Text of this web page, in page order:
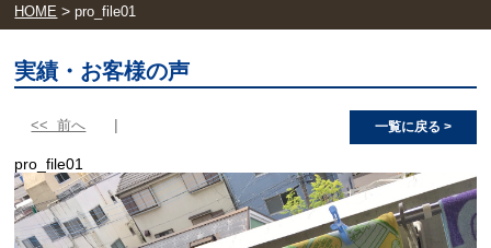
HOME >pro_file01
実績・お客様の声
<< 前へ 一覧に戻る >
pro_file01